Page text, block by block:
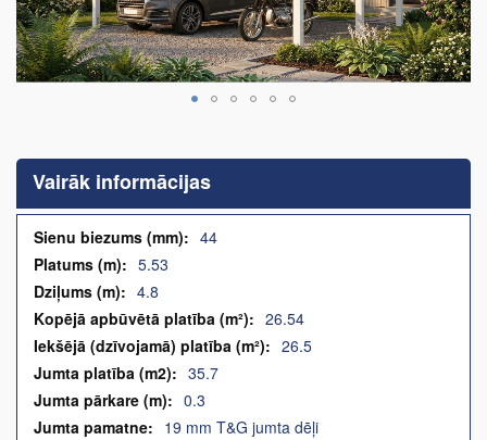
galerijas
sākumu
Vairāk informācijas
Vairāk
informācijas
44
5.53
4.8
26.54
26.5
35.7
0.3
19 mm T&G jumta dēļi